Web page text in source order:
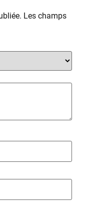
Les champs